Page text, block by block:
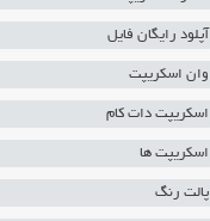
آپلود رایگان فایل
وان اسکریپت
اسکریپت دات کام
اسکریپت ها
پالت رنگ